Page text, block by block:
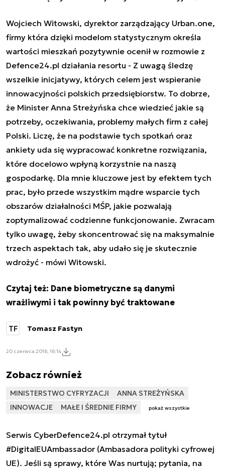
Wojciech Witowski, dyrektor zarządzający Urban.one,
firmy która dzięki modelom statystycznym określa
wartości mieszkań pozytywnie ocenił w rozmowie z
Defence24.pl działania resortu - Z uwagą śledzę
wszelkie inicjatywy, których celem jest wspieranie
innowacyjności polskich przedsiębiorstw. To dobrze,
że Minister Anna Streżyńska chce wiedzieć jakie są
potrzeby, oczekiwania, problemy małych firm z całej
Polski. Liczę, że na podstawie tych spotkań oraz
ankiety uda się wypracować konkretne rozwiązania,
które docelowo wpłyną korzystnie na naszą
gospodarkę. Dla mnie kluczowe jest by efektem tych
prac, było przede wszystkim mądre wsparcie tych
obszarów działalności MŚP, jakie pozwalają
zoptymalizować codzienne funkcjonowanie. Zwracam
tylko uwagę, żeby skoncentrować się na maksymalnie
trzech aspektach tak, aby udało się je skutecznie
wdrożyć - mówi Witowski.
Czytaj też: Dane biometryczne są danymi
wrażliwymi i tak powinny być traktowane
TF Tomasz Fastyn
20 czerwca 2016, 16:14
Zobacz również
MINISTERSTWO CYFRYZACJI
ANNA STREŻYŃSKA
INNOWACJE
MAŁE I ŚREDNIE FIRMY pokaż wszystkie
Serwis CyberDefence24.pl otrzymał tytuł
#DigitalEUAmbassador (Ambasadora polityki cyfrowej
UE). Jeśli są sprawy, które Was nurtują; pytania, na